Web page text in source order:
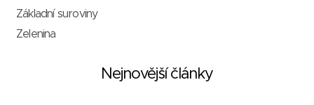
Základní suroviny
Zelenina
Nejnovější články